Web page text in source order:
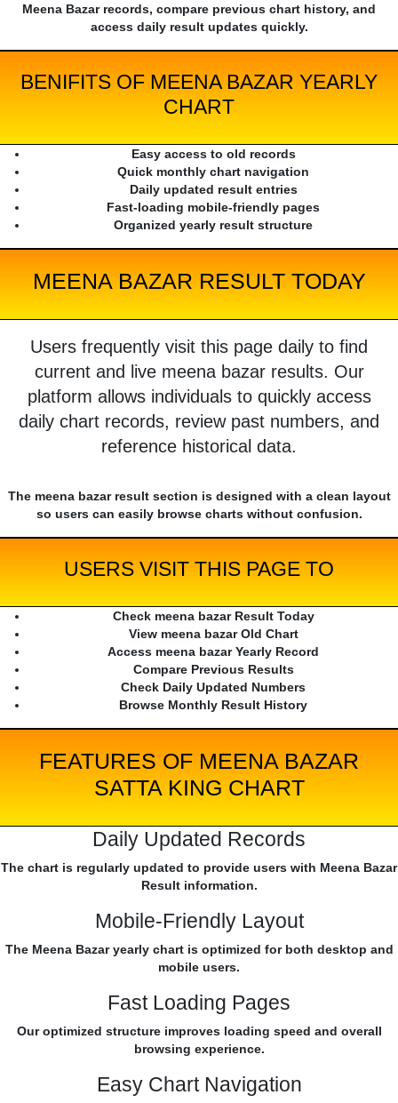
Meena Bazar records, compare previous chart history, and
access daily result updates quickly.
BENIFITS OF MEENA BAZAR YEARLY
CHART
Easy access to old records
Quick monthly chart navigation
Daily updated result entries
Fast-loading mobile-friendly pages
Organized yearly result structure
MEENA BAZAR RESULT TODAY
Users frequently visit this page daily to find
current and live meena bazar results. Our
platform allows individuals to quickly access
daily chart records, review past numbers, and
reference historical data.
The meena bazar result section is designed with a clean layout
so users can easily browse charts without confusion.
USERS VISIT THIS PAGE TO
Check meena bazar Result Today
View meena bazar Old Chart
Access meena bazar Yearly Record
Compare Previous Results
Check Daily Updated Numbers
Browse Monthly Result History
FEATURES OF MEENA BAZAR
SATTA KING CHART
Daily Updated Records
The chart is regularly updated to provide users with Meena Bazar
Result information.
Mobile-Friendly Layout
The Meena Bazar yearly chart is optimized for both desktop and
mobile users.
Fast Loading Pages
Our optimized structure improves loading speed and overall
browsing experience.
Easy Chart Navigation